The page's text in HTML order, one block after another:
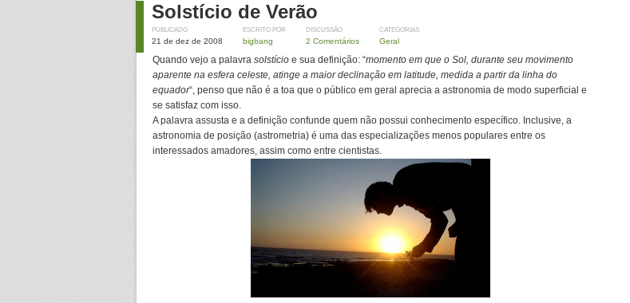
Solstício de Verão
PUBLICADO
21 de dez de 2008
ESCRITO POR
bigbang
DISCUSSÃO
2 Comentários
CATEGORIAS
Geral
Quando vejo a palavra solstício e sua definição: “momento em que o Sol, durante seu movimento
aparente na esfera celeste, atinge a maior declinação em latitude, medida a partir da linha do
equador“, penso que não é a toa que o público em geral aprecia a astronomia de modo superficial e
se satisfaz com isso.
A palavra assusta e a definição confunde quem não possui conhecimento específico. Inclusive, a
astronomia de posição (astrometria) é uma das especializações menos populares entre os
interessados amadores, assim como entre cientistas.